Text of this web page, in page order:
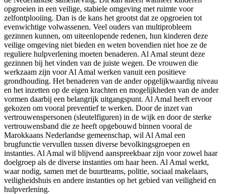
opgroeien in een veilige, stabiele omgeving met ruimte voor
zelfontplooiing. Dan is de kans het grootst dat ze opgroeien tot
evenwichtige volwassenen. Veel ouders van multiprobleem
gezinnen kunnen, om uiteenlopende redenen, hun kinderen deze
veilige omgeving niet bieden en weten bovendien niet hoe ze de
reguliere hulpverlening moeten benaderen. Al Amal steunt deze
gezinnen bij het vinden van de juiste wegen. De vrouwen die
werkzaam zijn voor Al Amal werken vanuit een positieve
grondhouding. Het benaderen van de ander opgelijkwaardig niveau
en het inzetten op de eigen krachten en mogelijkheden van de ander
vormen daarbij een belangrijk uitgangspunt. Al Amal heeft ervoor
gekozen om vooral preventief te werken. Door de inzet van
vertrouwenspersonen (sleutelfiguren) in de wijk en door de sterke
vertrouwensband die ze heeft opgebouwd binnen vooral de
Marokkaans Nederlandse gemeenschap, wil Al Amal een
brugfunctie vervullen tussen diverse bevolkingsgroepen en
instanties. Al Amal wil blijvend aanspreekbaar zijn voor zowel haar
doelgroep als de diverse instanties om haar heen. Al Amal werkt,
waar nodig, samen met de buurtteams, politie, sociaal makelaars,
veiligheidshuis en andere instanties op het gebied van veiligheid en
hulpverlening.